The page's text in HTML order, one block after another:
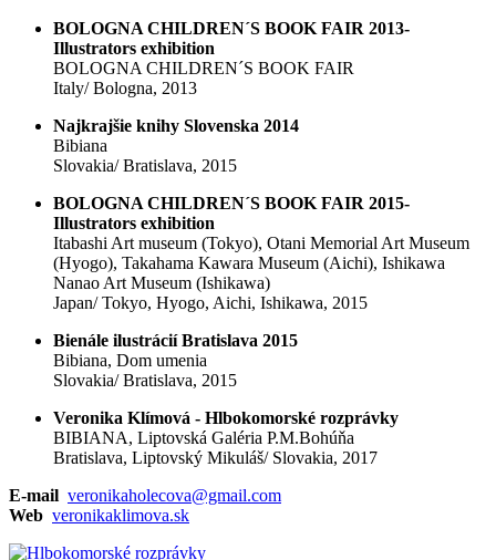
BOLOGNA CHILDREN´S BOOK FAIR 2013-
Illustrators exhibition
BOLOGNA CHILDREN´S BOOK FAIR
Italy/ Bologna, 2013
Najkrajšie knihy Slovenska 2014
Bibiana
Slovakia/ Bratislava, 2015
BOLOGNA CHILDREN´S BOOK FAIR 2015-
Illustrators exhibition
Itabashi Art museum (Tokyo), Otani Memorial Art Museum
(Hyogo), Takahama Kawara Museum (Aichi), Ishikawa
Nanao Art Museum (Ishikawa)
Japan/ Tokyo, Hyogo, Aichi, Ishikawa, 2015
Bienále ilustrácií Bratislava 2015
Bibiana, Dom umenia
Slovakia/ Bratislava, 2015
Veronika Klímová - Hlbokomorské rozprávky
BIBIANA, Liptovská Galéria P.M.Bohúňa
Bratislava, Liptovský Mikuláš/ Slovakia, 2017
E-mail veronikaholecova@gmail.com
Web veronikaklimova.sk